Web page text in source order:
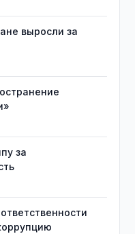
выросли за
за